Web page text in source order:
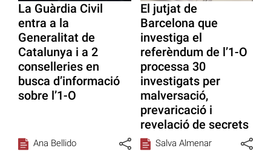
La Guàrdia Civil
entra a la
Generalitat de
Catalunya i a 2
conselleries en
busca d’informació
sobre l’1-O
Ana Bellido
El jutjat de
Barcelona que
investiga el
referèndum de l’1-O
processa 30
investigats per
malversació,
prevaricació i
revelació de secrets
Salva Almenar